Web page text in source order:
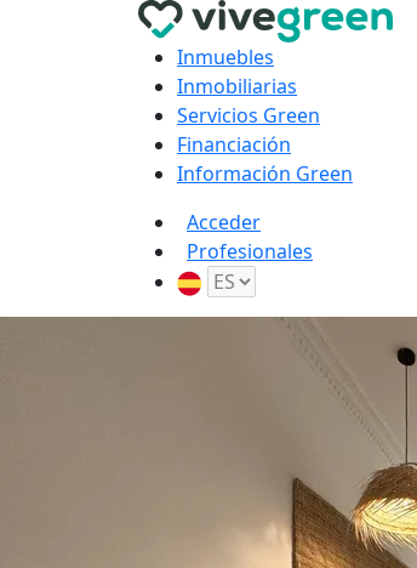
Inmuebles
Inmobiliarias
Servicios Green
Financiación
Información Green
Acceder
Profesionales